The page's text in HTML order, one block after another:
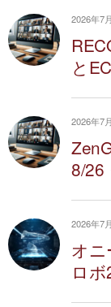
2026年7
と
2026年7
8/26
2026年7
オニ
ロ